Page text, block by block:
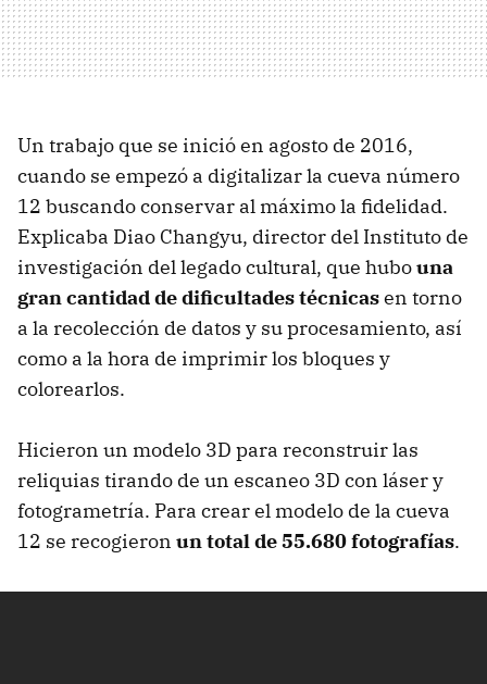
Un trabajo que se inició en agosto de 2016,
cuando se empezó a digitalizar la cueva número
12 buscando conservar al máximo la fidelidad.
Explicaba Diao Changyu, director del Instituto de
investigación del legado cultural, que hubouna
gran cantidad de dificultades técnicasen torno
a la recolección de datos y su procesamiento, así
como a la hora de imprimir los bloques y
colorearlos.
Hicieron un modelo 3D para reconstruir las
reliquias tirando de un escaneo 3D con láser y
fotogrametría. Para crear el modelo de la cueva
12 se recogieron un total de 55.680 fotografías.